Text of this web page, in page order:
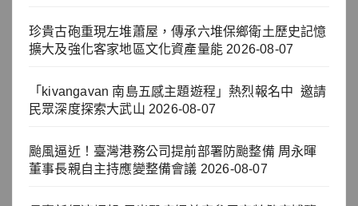
珍貴古砲重現左堆蕭屋，傳承六堆保鄉衛土歷史記憶
擴大及強化客家地區文化資產量能 2026-08-07
「kivangavan 南島五感主題遊程」熱烈報名中 邀請
民眾深度探索大武山 2026-08-07
颱風逼近！臺灣港務公司提前部署防颱整備 周永暉
董事長親自主持應變整備會議 2026-08-07